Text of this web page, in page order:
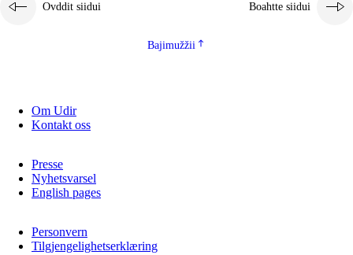
Ovddit siidui Boahtte siidui
Bajimužžii
Om Udir
Kontakt oss
Presse
Nyhetsvarsel
English pages
Personvern
Tilgjengelighetserklæring